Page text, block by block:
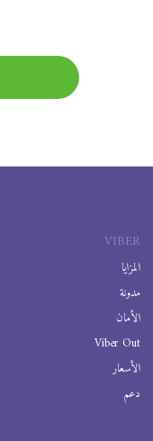
VIBER
المزايا
مدونة
الأمان
Viber Out
الأسعار
دعم